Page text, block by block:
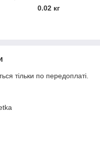
0.02 кг
тільки по передоплаті.